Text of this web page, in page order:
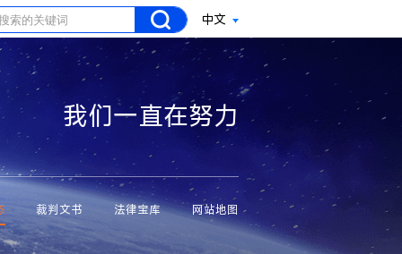
中文
我们一直在努力
裁判文书 法律宝库 网站地图